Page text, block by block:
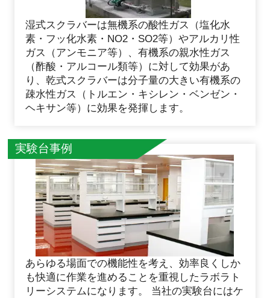
湿式スクラバーは無機系の酸性ガス（塩化水
素・フッ化水素・NO2・SO2等）やアルカリ性
ガス（アンモニア等）、有機系の親水性ガス
（酢酸・アルコール類等）に対して効果があ
り、乾式スクラバーは分子量の大きい有機系の
疎水性ガス（トルエン・キシレン・ベンゼン・
ヘキサン等）に効果を発揮します。
実験台事例
あらゆる場面での機能性を考え、効率良くしか
も快適に作業を進めることを重視したラボラト
リーシステムになります。 当社の実験台にはケ